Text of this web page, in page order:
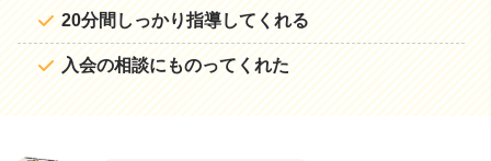
20分間しっかり指導してくれる
入会の相談にものってくれた